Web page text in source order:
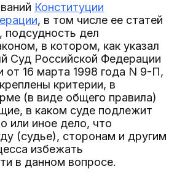
Конституции
, в том числе ее статей
подсудность дел
в котором, как указал
Суд Российской Федерации
от 16 марта 1998 года N 9-П,
критерии, в
(в виде общего правила)
в каком суде подлежит
или иное дело, что
(судье), сторонам и другим
избежать
в данном вопросе.